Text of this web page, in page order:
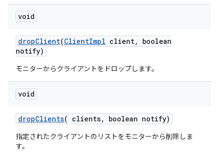
void
dropClient(ClientImpl client,
boolean
notify)
モニターからクライアントをドロップします。
void
dropClients( clients, boolean notify)
指定されたクライアントのリストをモニターから削除しま
す。